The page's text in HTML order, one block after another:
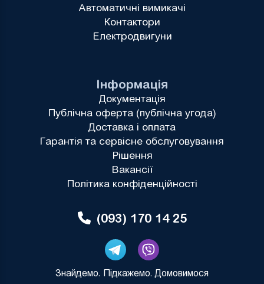
Інформація
Документація
Публічна оферта (публічна угода)
Доставка і оплата
Гарантія та сервісне обслуговування
Рішення
Вакансії
Політика конфіденційності
Автоматичні вимикачі
Контактори
Електродвигуни
(093) 170 14 25
Знайдемо. Підкажемо. Домовимося